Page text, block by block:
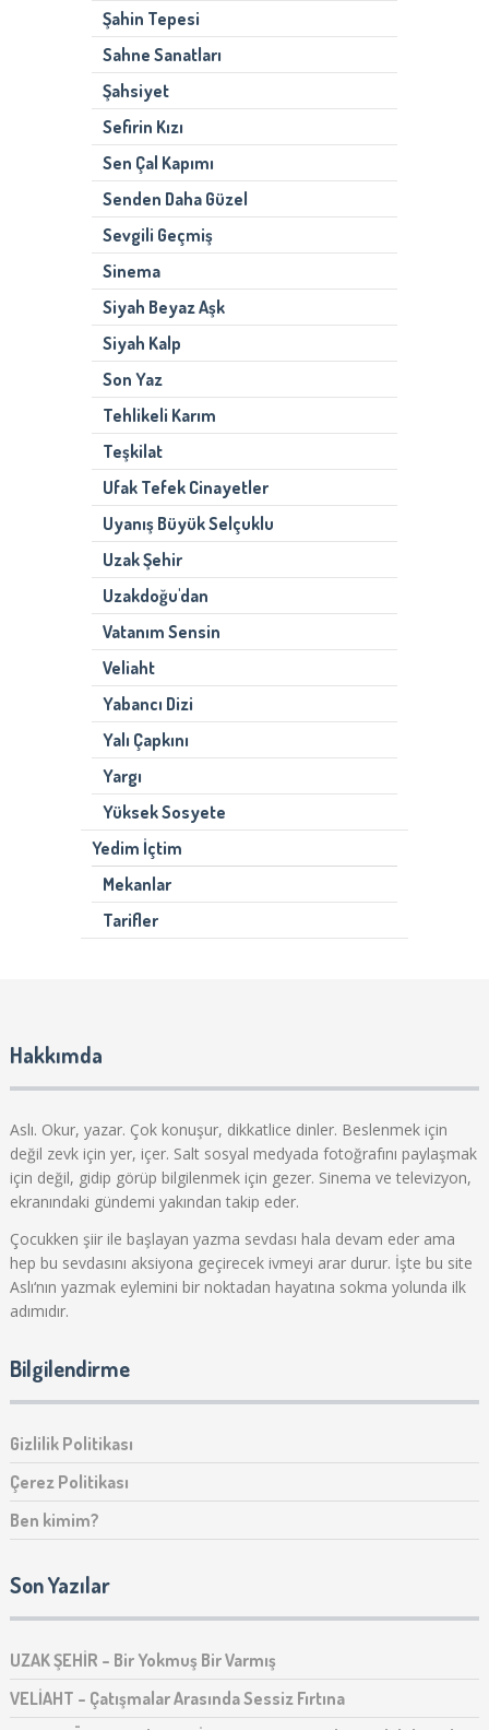
Şahin Tepesi
Sahne Sanatları
Şahsiyet
Sefirin Kızı
Sen Çal Kapımı
Senden Daha Güzel
Sevgili Geçmiş
Sinema
Siyah Beyaz Aşk
Siyah Kalp
Son Yaz
Tehlikeli Karım
Teşkilat
Ufak Tefek Cinayetler
Uyanış Büyük Selçuklu
Uzak Şehir
Uzakdoğu'dan
Vatanım Sensin
Veliaht
Yabancı Dizi
Yalı Çapkını
Yargı
Yüksek Sosyete
Yedim İçtim
Mekanlar
Tarifler
Hakkımda
Aslı. Okur, yazar. Çok konuşur, dikkatlice dinler. Beslenmek için
değil zevk için yer, içer. Salt sosyal medyada fotoğrafını paylaşmak
için değil, gidip görüp bilgilenmek için gezer. Sinema ve televizyon,
ekranındaki gündemi yakından takip eder.
Çocukken şiir ile başlayan yazma sevdası hala devam eder ama
hep bu sevdasını aksiyona geçirecek ivmeyi arar durur. İşte bu site
Aslı‘nın yazmak eylemini bir noktadan hayatına sokma yolunda ilk
adımıdır.
Bilgilendirme
Gizlilik Politikası
Çerez Politikası
Ben kimim?
Son Yazılar
UZAK ŞEHİR – Bir Yokmuş Bir Varmış
VELİAHT – Çatışmalar Arasında Sessiz Fırtına